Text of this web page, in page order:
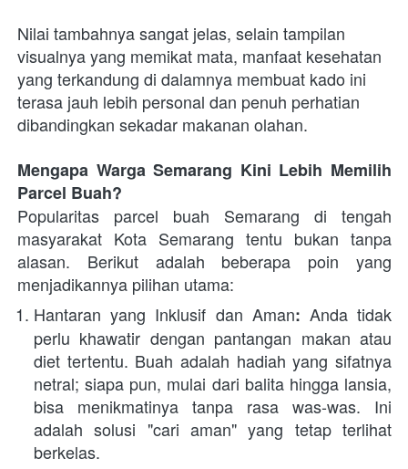
Nilai tambahnya sangat jelas, selain tampilan
visualnya yang memikat mata, manfaat kesehatan
yang terkandung di dalamnya membuat kado ini
terasa jauh lebih personal dan penuh perhatian
dibandingkan sekadar makanan olahan.
Mengapa Warga Semarang Kini Lebih Memilih
Parcel Buah?
Popularitas parcel buah Semarang di tengah
masyarakat Kota Semarang tentu bukan tanpa
alasan. Berikut adalah beberapa poin yang
menjadikannya pilihan utama:
Hantaran yang Inklusif dan Aman: Anda tidak
perlu khawatir dengan pantangan makan atau
diet tertentu. Buah adalah hadiah yang sifatnya
netral; siapa pun, mulai dari balita hingga lansia,
bisa menikmatinya tanpa rasa was-was. Ini
adalah solusi "cari aman" yang tetap terlihat
berkelas.